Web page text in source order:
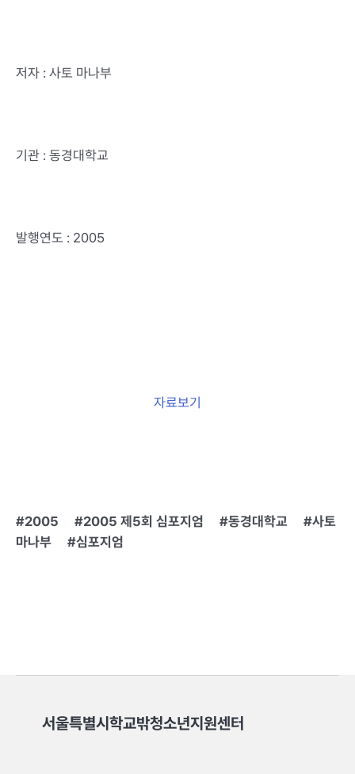
저자 : 사토 마나부
기관 : 동경대학교
발행연도 : 2005
자료보기
2005 2005 제5회 심포지엄 동경대학교
사토
마나부
심포지엄
서울특별시학교밖청소년지원센터